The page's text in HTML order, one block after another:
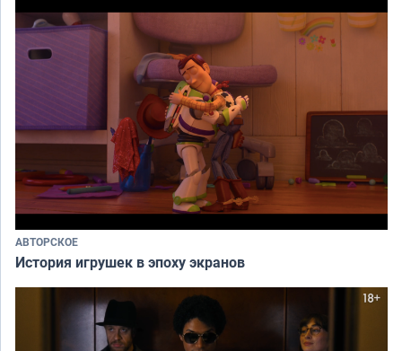
АВТОРСКОЕ
История игрушек в эпоху экранов